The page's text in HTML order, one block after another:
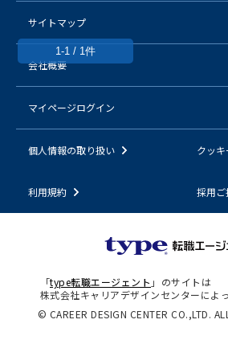
1-1 / 1件
サイトマップ
会社概要
マイページログイン
個人情報の取り扱い クッ
利用規約 採用
「type転職エージェント 」のサイトは
株式会社キャリアデザインセンターによ
© CAREER DESIGN CENTER CO.,LTD.